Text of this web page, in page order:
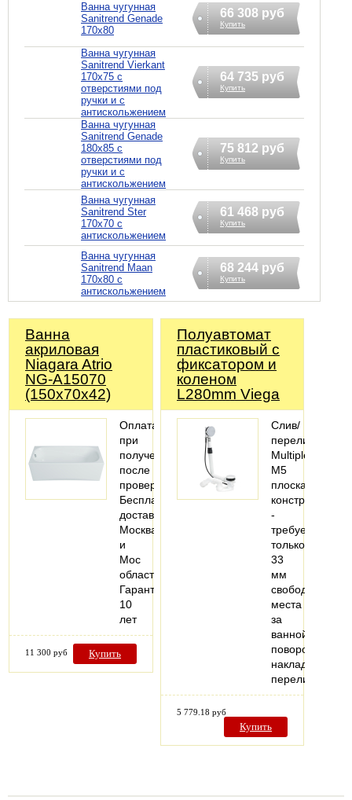
Ванна чугунная
Sanitrend Genade
170х80
66 308 руб
Купить
Ванна чугунная
Sanitrend Vierkant
170х75 с
отверстиями под
ручки и с
антискольжением
64 735 руб
Купить
Ванна чугунная
Sanitrend Genade
180х85 с
отверстиями под
ручки и с
антискольжением
75 812 руб
Купить
Ванна чугунная
Sanitrend Ster
170х70 с
антискольжением
61 468 руб
Купить
Ванна чугунная
Sanitrend Maan
170х80 с
антискольжением
68 244 руб
Купить
Ванна
акриловая
Niagara Atrio
NG-A15070
(150х70х42)
Оплата
при
получении
после
проверки
Бесплатная
доставка
Москва
и
Мос
область
Гарантия
10
лет
11 300 руб Купить
Полуавтомат
пластиковый с
фиксатором и
коленом
L280mm Viega
Слив/
перелив
MultiplexVisign
M5
плоская
конструкция
-
требуется
только
33
мм
свободного
места
за
поворотная
накладка
переливного…
5 779.18 руб
Купить